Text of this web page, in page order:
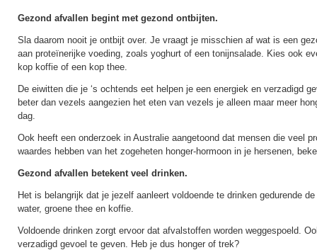
Gezond afvallen begint met gezond ontbijten.
Sla daarom nooit je ontbijt over. Je vraagt je misschien af wat is een
aan proteïnerijke voeding, zoals yoghurt of een tonijnsalade. Kies ook
kop koffie of een kop thee.
De eiwitten die je ‘s ochtends eet helpen je een energiek en verzadigd
beter dan vezels aangezien het eten van vezels je alleen maar meer
dag.
Ook heeft een onderzoek in Australie aangetoond dat mensen die veel
waardes hebben van het zogeheten honger-hormoon in je hersenen,
Gezond afvallen betekent veel drinken.
Het is belangrijk dat je jezelf aanleert voldoende te drinken gedurende
water, groene thee en koffie.
Voldoende drinken zorgt ervoor dat afvalstoffen worden weggespoeld.
verzadigd gevoel te geven. Heb je dus honger of trek?